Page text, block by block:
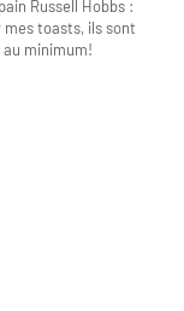
Russell Hobbs :
toasts, ils sont
minimum!